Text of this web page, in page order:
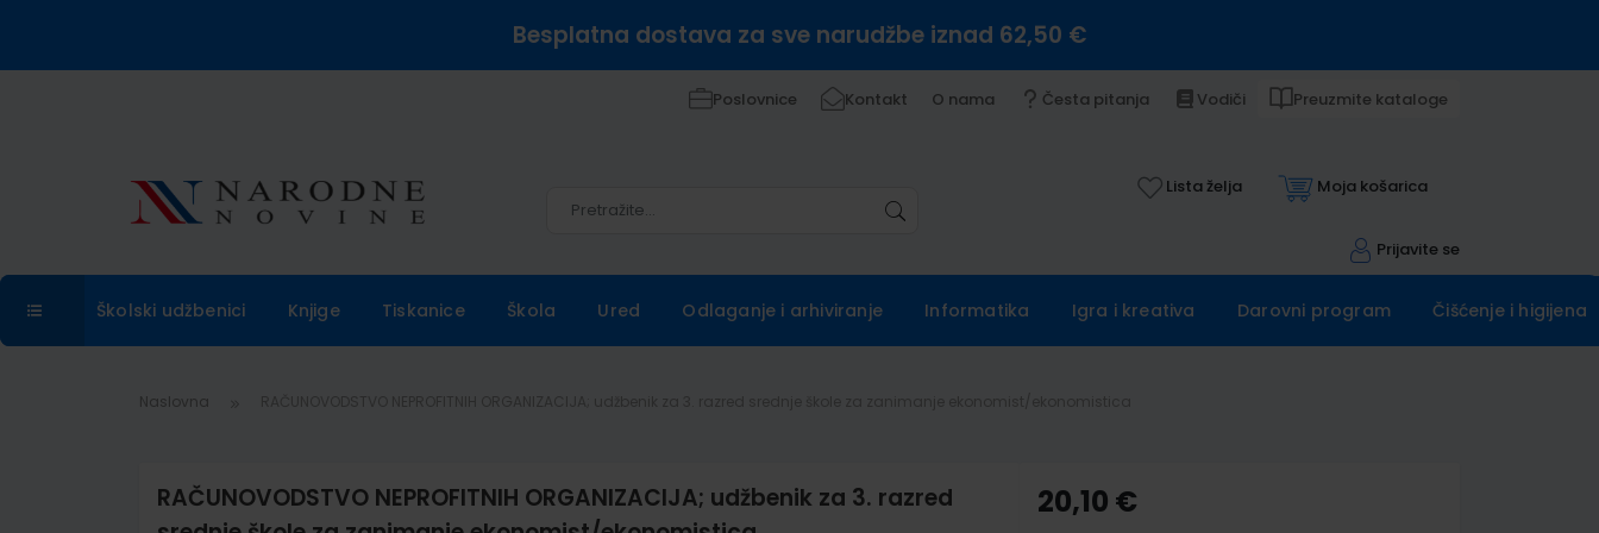
Besplatna dostava za sve narudžbe iznad 62,50 €
Poslovnice Kontakt O nama Česta pitanja Vodiči Preuzmite kataloge
Lista želja Moja košarica
Prijavite se
Školski udžbenici Knjige Tiskanice Škola Ured Odlaganje i arhiviranje Informatika Igra i kreativa Darovni program Čišćenje i higijena
Naslovna
RAČUNOVODSTVO NEPROFITNIH ORGANIZACIJA; udžbenik za 3. razred
20,10 €